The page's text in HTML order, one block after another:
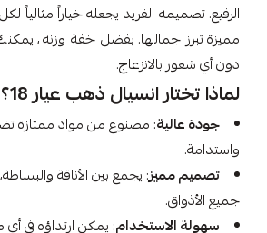
الرفيع. تصميمه الفريد يجعله خياراً
مميزة تبرز جمالها. بفضل خفة وزنه،
دون أي شعور بالانزعاج.
لماذا تختار انسيال ذهب عيار 18؟
جودة عالية: مصنوع من مواد ممتازة
واستدامة.
تصميم مميز: يجمع بين الأناقة
جميع الأذواق.
سهولة الاستخدام: يمكن ارتداؤه في